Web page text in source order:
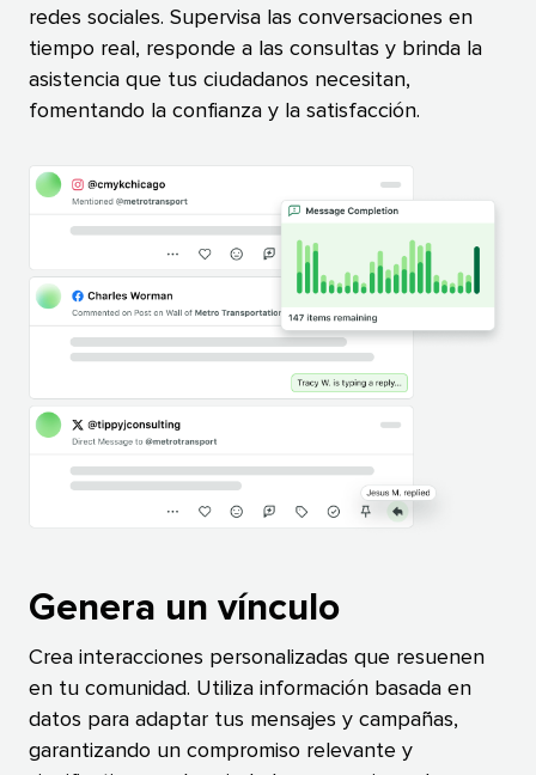
redes sociales. Supervisa las conversaciones en
tiempo real, responde a las consultas y brinda la
asistencia que tus ciudadanos necesitan,
fomentando la confianza y la satisfacción.​​
Genera un vínculo​​
Crea interacciones personalizadas que resuenen
en tu comunidad. Utiliza información basada en
datos para adaptar tus mensajes y campañas,
garantizando un compromiso relevante y